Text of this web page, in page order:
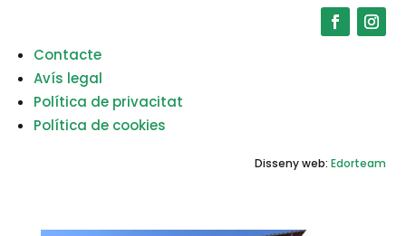
Contacte
Avís legal
Política de privacitat
Política de cookies
Disseny web: Edorteam